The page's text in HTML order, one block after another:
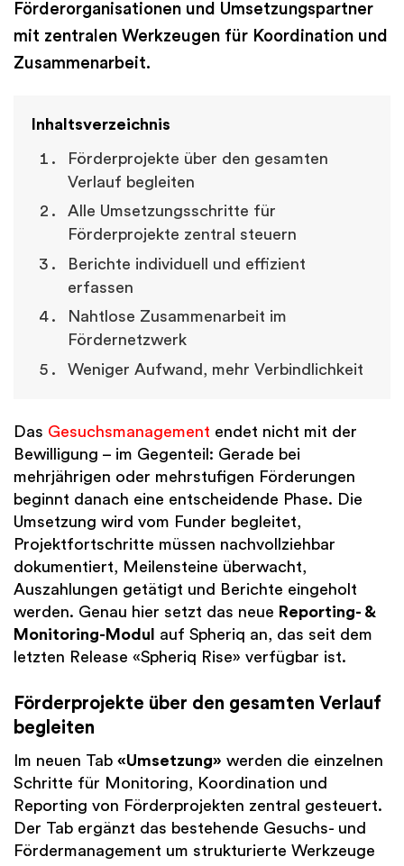
Förderorganisationen und Umsetzungspartner
mit zentralen Werkzeugen für Koordination und
Zusammenarbeit.
Inhaltsverzeichnis
Förderprojekte über den gesamten
Verlauf begleiten
Alle Umsetzungsschritte für
Förderprojekte zentral steuern
Berichte individuell und effizient
erfassen
Nahtlose Zusammenarbeit im
Fördernetzwerk
Weniger Aufwand, mehr Verbindlichkeit
Das Gesuchsmanagement endet nicht mit der
Bewilligung – im Gegenteil: Gerade bei
mehrjährigen oder mehrstufigen Förderungen
beginnt danach eine entscheidende Phase. Die
Umsetzung wird vom Funder begleitet,
Projektfortschritte müssen nachvollziehbar
dokumentiert, Meilensteine überwacht,
Auszahlungen getätigt und Berichte eingeholt
werden. Genau hier setzt das neue Reporting- &
Monitoring-Modul
auf Spheriq an, das seit dem
letzten Release «Spheriq Rise» verfügbar ist.
Förderprojekte über den gesamten Verlauf
begleiten
Im neuen Tab «Umsetzung» werden die einzelnen
Schritte für Monitoring, Koordination und
Reporting von Förderprojekten zentral gesteuert.
Der Tab ergänzt das bestehende Gesuchs- und
Fördermanagement um strukturierte Werkzeuge